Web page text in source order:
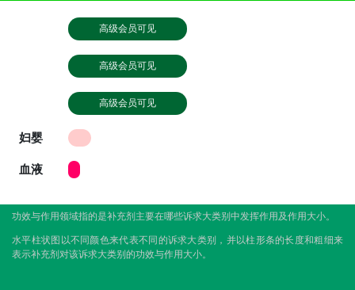
高级会员可见
高级会员可见
高级会员可见
妇婴
血液
功效与作用领域指的是补充剂主要在哪些诉求大类别中发挥作用及作用大小。
水平柱状图以不同颜色来代表不同的诉求大类别，并以柱形条的长度和粗细来
表示补充剂对该诉求大类别的功效与作用大小。